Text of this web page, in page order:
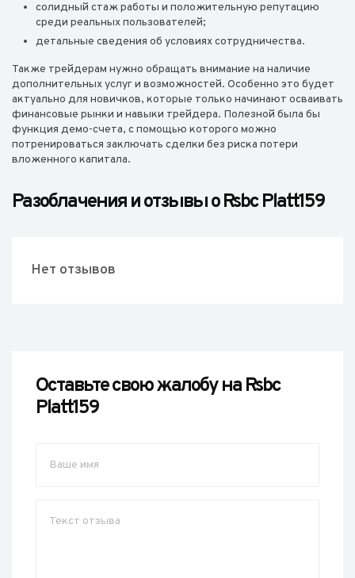
солидный стаж работы и положительную репутацию
среди реальных пользователей;
детальные сведения об условиях сотрудничества.
Также трейдерам нужно обращать внимание на наличие
дополнительных услуг и возможностей. Особенно это будет
актуально для новичков, которые только начинают осваивать
финансовые рынки и навыки трейдера. Полезной была бы
функция демо-счета, с помощью которого можно
потренироваться заключать сделки без риска потери
вложенного капитала.
Разоблачения и отзывы о Rsbc Platt159
Нет отзывов
Оставьте свою жалобу на Rsbc
Platt159